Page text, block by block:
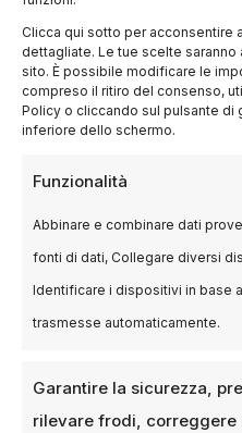
Clicca qui sotto per acconsentire
dettagliate. Le tue scelte
sito. È possibile modificare le
compreso il ritiro del consenso,
Policy o cliccando sul pulsante
inferiore dello schermo.
Funzionalità
Abbinare e combinare dati
fonti di dati, Collegare diversi
Identificare i dispositivi in base
trasmesse automaticamente.
Garantire la sicurezza,
rilevare frodi, correggere
verso gli intellettuali e
però mai smesso di
unvolontarismo
una vita sola a
quello che puoi fare e
bianca da profeta,
un’Italia che ha saputo
L’eredità di
ma